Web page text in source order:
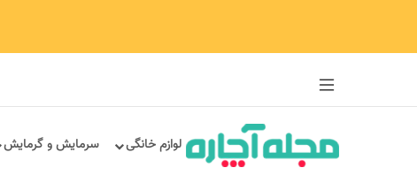
لوازم خانگی سرمایش و گرمایش